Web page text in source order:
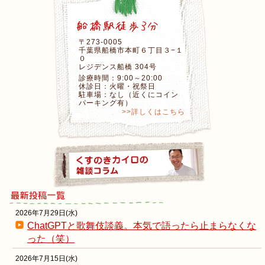
〒273-0005
千葉県船橋市本町６丁目３−１
０
レジデンス船橋 304号
診療時間：9:00～20:00
休診日：火曜・祝祭日
駐車場：なし（近くにコイン
パーキング有）
>>詳しくはこちら
2026年7月29日(水)
ChatGPTと歌舞伎談義。本気で語ったら止まらなくな
った（笑）
2026年7月15日(水)